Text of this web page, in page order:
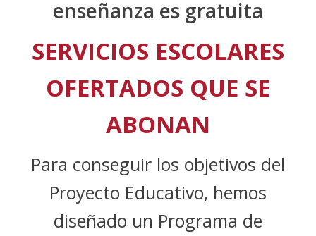
enseñanza es gratuita
SERVICIOS ESCOLARES
OFERTADOS QUE SE
ABONAN
Para conseguir los objetivos del
Proyecto Educativo, hemos
diseñado un Programa de